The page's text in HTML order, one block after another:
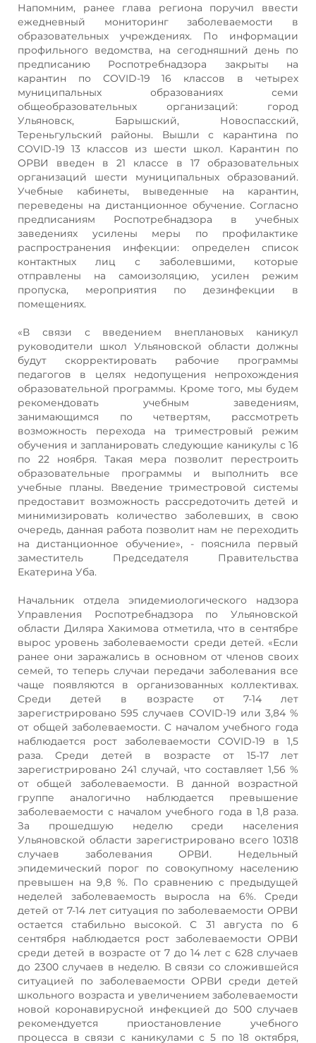
Напомним, ранее глава региона поручил ввести
ежедневный мониторинг заболеваемости в
образовательных учреждениях. По информации
профильного ведомства, на сегодняшний день по
предписанию Роспотребнадзора закрыты на
карантин по COVID-19 16 классов в четырех
муниципальных образованиях семи
общеобразовательных организаций: город
Ульяновск, Барышский, Новоспасский,
Тереньгульский районы. Вышли с карантина по
COVID-19 13 классов из шести школ. Карантин по
ОРВИ введен в 21 классе в 17 образовательных
организаций шести муниципальных образований.
Учебные кабинеты, выведенные на карантин,
переведены на дистанционное обучение. Согласно
предписаниям Роспотребнадзора в учебных
заведениях усилены меры по профилактике
распространения инфекции: определен список
контактных лиц с заболевшими, которые
отправлены на самоизоляцию, усилен режим
пропуска, мероприятия по дезинфекции в
помещениях.
«В связи с введением внеплановых каникул
руководители школ Ульяновской области должны
будут скорректировать рабочие программы
педагогов в целях недопущения непрохождения
образовательной программы. Кроме того, мы будем
рекомендовать учебным заведениям,
занимающимся по четвертям, рассмотреть
возможность перехода на триместровый режим
обучения и запланировать следующие каникулы с 16
по 22 ноября. Такая мера позволит перестроить
образовательные программы и выполнить все
учебные планы. Введение триместровой системы
предоставит возможность рассредоточить детей и
минимизировать количество заболевших, в свою
очередь, данная работа позволит нам не переходить
на дистанционное обучение», - пояснила первый
заместитель Председателя Правительства
Екатерина Уба.
Начальник отдела эпидемиологического надзора
Управления Роспотребнадзора по Ульяновской
области Диляра Хакимова отметила, что в сентябре
вырос уровень заболеваемости среди детей. «Если
ранее они заражались в основном от членов своих
семей, то теперь случаи передачи заболевания все
чаще появляются в организованных коллективах.
Среди детей в возрасте от 7-14 лет
зарегистрировано 595 случаев COVID-19 или 3,84 %
от общей заболеваемости. С началом учебного года
наблюдается рост заболеваемости COVID-19 в 1,5
раза. Среди детей в возрасте от 15-17 лет
зарегистрировано 241 случай, что составляет 1,56 %
от общей заболеваемости. В данной возрастной
группе аналогично наблюдается превышение
заболеваемости с началом учебного года в 1,8 раза.
За прошедшую неделю среди населения
Ульяновской области зарегистрировано всего 10318
случаев заболевания ОРВИ. Недельный
эпидемический порог по совокупному населению
превышен на 9,8 %. По сравнению с предыдущей
неделей заболеваемость выросла на 6%. Среди
детей от 7-14 лет ситуация по заболеваемости ОРВИ
остается стабильно высокой. С 31 августа по 6
сентября наблюдается рост заболеваемости ОРВИ
среди детей в возрасте от 7 до 14 лет с 628 случаев
до 2300 случаев в неделю. В связи со сложившейся
ситуацией по заболеваемости ОРВИ среди детей
школьного возраста и увеличением заболеваемости
новой коронавирусной инфекцией до 500 случаев
рекомендуется приостановление учебного
процесса в связи с каникулами с 5 по 18 октября,